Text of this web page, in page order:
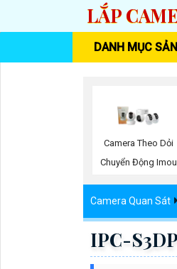
LẮP
DANH MỤC
Camera Theo Dỏi
Chuyển Động Imou
Camera Quan Sát
IPC-